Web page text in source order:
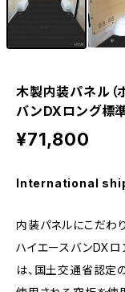
木製内装パネル（
バンDXロング標
¥71,800
International
内装パネルにこだわ
ハイエースバンDX
は、国土交通省認定